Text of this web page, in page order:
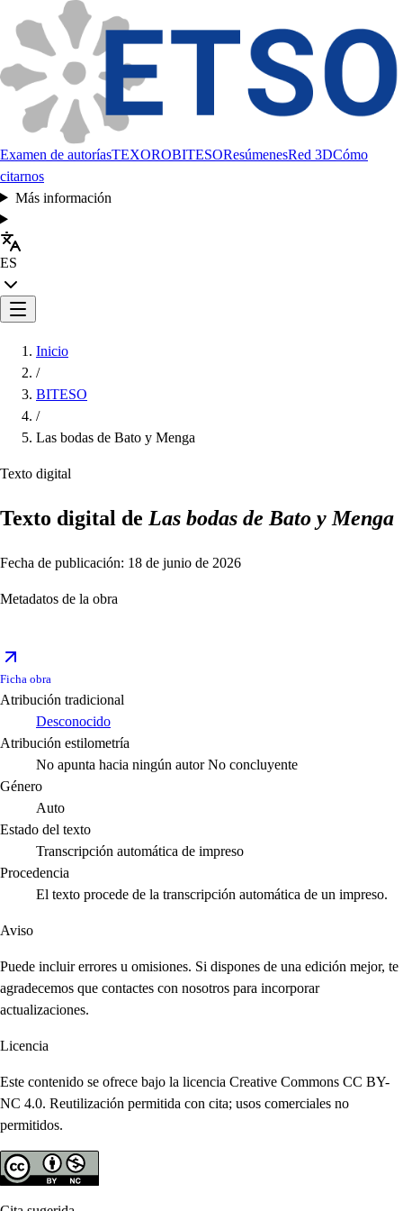
Examen de autoríasTEXOROBITESOResúmenesRed 3DCómo
citarnos
Más información
ES
Inicio
/
BITESO
/
Las bodas de Bato y Menga
Texto digital
Texto digital de Las bodas de Bato y Menga
Fecha de publicación: 18 de junio de 2026
Metadatos de la obra
Ficha obra
Atribución tradicional
Desconocido
Atribución estilometría
No apunta hacia ningún autor No concluyente
Género
Auto
Estado del texto
Transcripción automática de impreso
Procedencia
El texto procede de la transcripción automática de un impreso.
Aviso
Puede incluir errores u omisiones. Si dispones de una edición mejor, te
agradecemos que contactes con nosotros para incorporar
actualizaciones.
Licencia
Este contenido se ofrece bajo la licencia Creative Commons CC BY-
NC 4.0. Reutilización permitida con cita; usos comerciales no
permitidos.